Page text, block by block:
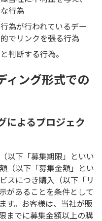
行為
為が行われているデー
でリンクを張る行為
判断する行為。
ィング形式での
によるプロジェク
以下「募集期限」といい
（以下「募集金額」とい
スにつき購入（以下「リ
があることを条件として
す。お客様は、当社が販
までに募集金額以上の購